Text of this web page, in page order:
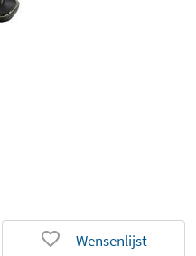
Wensenlijst